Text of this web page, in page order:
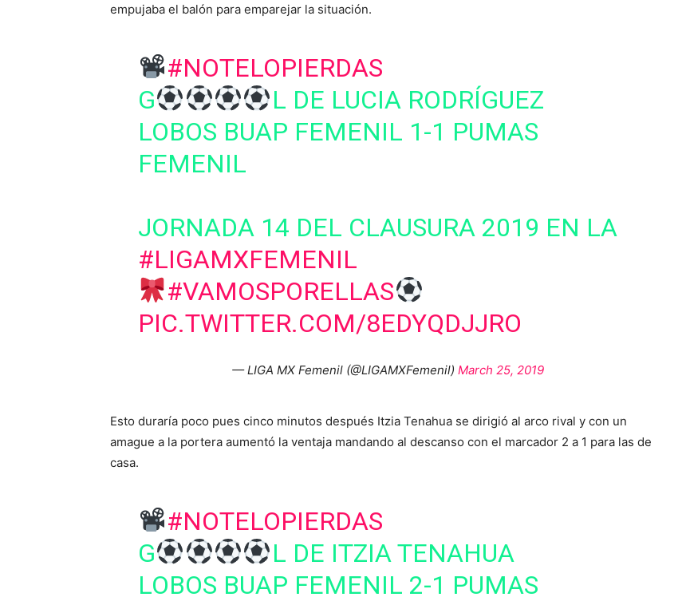
empujaba el balón para emparejar la situación.
#NOTELOPIERDAS
G
L DE LUCIA RODRÍGUEZ
LOBOS BUAP FEMENIL 1-1 PUMAS
FEMENIL
JORNADA 14 DEL CLAUSURA 2019 EN LA
#LIGAMXFEMENIL
#VAMOSPORELLAS
PIC.TWITTER.COM/8EDYQDJJRO
— LIGA MX Femenil (@LIGAMXFemenil) March 25, 2019
Esto duraría poco pues cinco minutos después Itzia Tenahua se dirigió al arco rival y con un
amague a la portera aumentó la ventaja mandando al descanso con el marcador 2 a 1 para las de
casa.
#NOTELOPIERDAS
G
L DE ITZIA TENAHUA
LOBOS BUAP FEMENIL 2-1 PUMAS